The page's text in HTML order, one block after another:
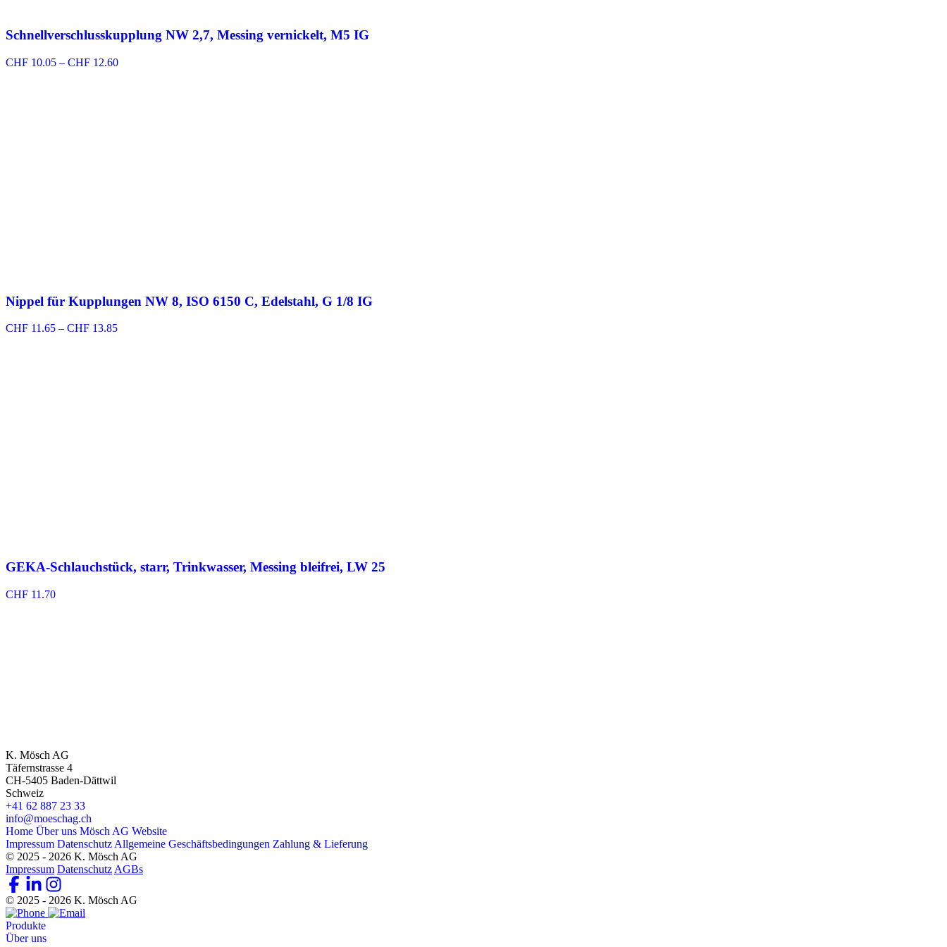
Schnellverschlusskupplung NW 2,7, Messing vernickelt, M5 IG
CHF 10.05 – CHF 12.60Preisspanne:
Nippel für Kupplungen NW 8, ISO 6150 C, Edelstahl, G 1/8 IG
CHF 11.65 – CHF 13.85Preisspanne:
GEKA-Schlauchstück, starr, Trinkwasser, Messing bleifrei, LW 25
CHF 11.70
K. Mösch AG
Täfernstrasse 4
CH-5405 Baden-Dättwil
Schweiz
+41 62 887 23 33
info@moeschag.ch
Home Über uns Mösch AG Website
Impressum Datenschutz Allgemeine Geschäftsbedingungen Zahlung & Lieferung
© 2025 - 2026 K. Mösch AG
Impressum Datenschutz AGBs
© 2025 - 2026 K. Mösch AG
Produkte
Über uns